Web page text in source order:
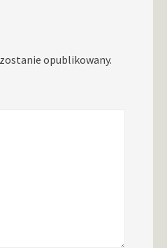
opublikowany.